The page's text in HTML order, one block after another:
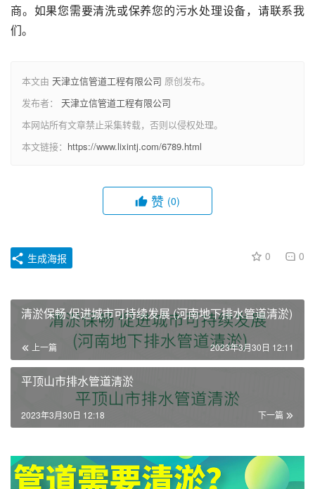
商。如果您需要清洗或保养您的污水处理设备，请联系我
们。
本文由 天津立信管道工程有限公司 原创发布。
发布者： 天津立信管道工程有限公司
本网站所有文章禁止采集转载，否则以侵权处理。
本文链接： https://www.lixintj.com/6789.html
赞 (0)
0 0
生成海报
清淤保畅 促进城市可持续发展 (河南地下排水管道清淤)
上一篇 2023年3月30日 12:11
平顶山市排水管道清淤
下一篇
2023年3月30日 12:18